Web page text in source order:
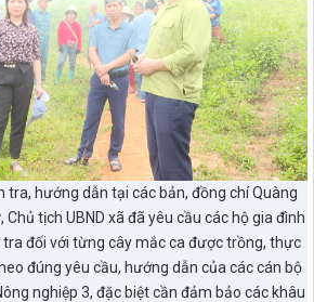
tra, hướng dẫn tại các bản, đồng chí Quàng
tịch UBND xã đã yêu cầu các hộ gia đình
đối với từng cây mắc ca được trồng, thực
đúng yêu cầu, hướng dẫn của các cán bộ
nghiệp 3, đặc biệt cần đảm bảo các khâu